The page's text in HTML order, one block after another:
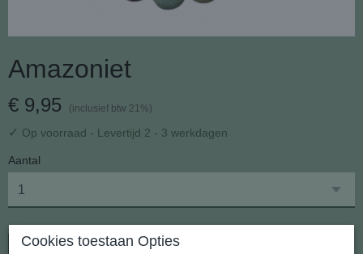
Amazoniet
€ 9,95 (inclusief btw 21%)
✓ Op voorraad - Levertijd 2 - 3 werkdagen
Aantal
In winkelwagen
Cookies toestaan Opties